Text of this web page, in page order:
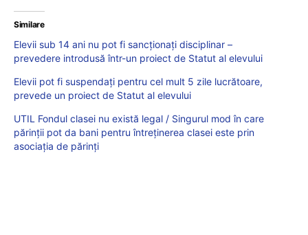
Similare
Elevii sub 14 ani nu pot fi sancționați disciplinar –
prevedere introdusă într-un proiect de Statut al elevului
Elevii pot fi suspendați pentru cel mult 5 zile lucrătoare,
prevede un proiect de Statut al elevului
UTIL Fondul clasei nu există legal / Singurul mod în care
părinții pot da bani pentru întreținerea clasei este prin
asociația de părinți